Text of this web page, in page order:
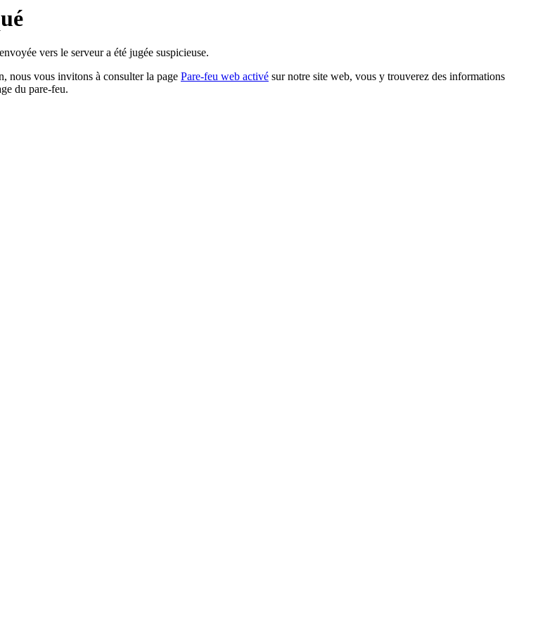
vers le serveur a été jugée suspicieuse.
nous vous invitons à consulter la page Pare-feu web activé sur notre site web, vous y trouverez des informations
du pare-feu.